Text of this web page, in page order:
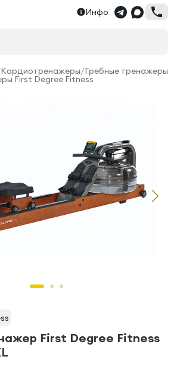
Инфо
Кардиотренажеры/Гребные тренажеры
First Degree Fitness
First Degree Fitness